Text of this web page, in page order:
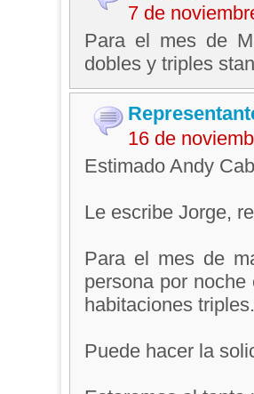
7 de
Para el mes de
dobles y triples
16 de
Estimado Andy
Le escribe Jorge,
Para el mes de
persona por
habitaciones triples.
Puede hacer la